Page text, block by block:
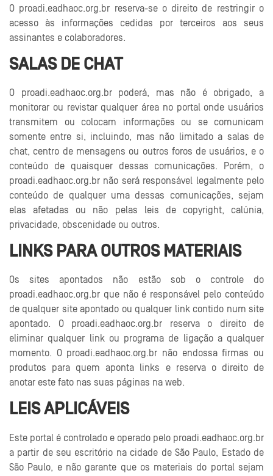
O proadi.eadhaoc.org.br reserva-se o direito de restringir o
acesso às informações cedidas por terceiros aos seus
assinantes e colaboradores.
SALAS DE CHAT
O proadi.eadhaoc.org.br poderá, mas não é obrigado, a
monitorar ou revistar qualquer área no portal onde usuários
transmitem ou colocam informações ou se comunicam
somente entre si, incluindo, mas não limitado a salas de
chat, centro de mensagens ou outros foros de usuários, e o
conteúdo de quaisquer dessas comunicações. Porém, o
proadi.eadhaoc.org.br não será responsável legalmente pelo
conteúdo de qualquer uma dessas comunicações, sejam
elas afetadas ou não pelas leis de copyright, calúnia,
privacidade, obscenidade ou outros.
LINKS PARA OUTROS MATERIAIS
Os sites apontados não estão sob o controle do
proadi.eadhaoc.org.br que não é responsável pelo conteúdo
de qualquer site apontado ou qualquer link contido num site
apontado. O proadi.eadhaoc.org.br reserva o direito de
eliminar qualquer link ou programa de ligação a qualquer
momento. O proadi.eadhaoc.org.br não endossa firmas ou
produtos para quem aponta links e reserva o direito de
anotar este fato nas suas páginas na web.
LEIS APLICÁVEIS
Este portal é controlado e operado pelo proadi.eadhaoc.org.br
a partir de seu escritório na cidade de São Paulo, Estado de
São Paulo, e não garante que os materiais do portal sejam